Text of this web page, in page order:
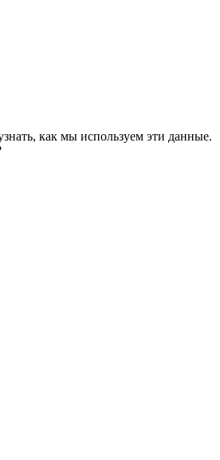
как мы используем эти данные.